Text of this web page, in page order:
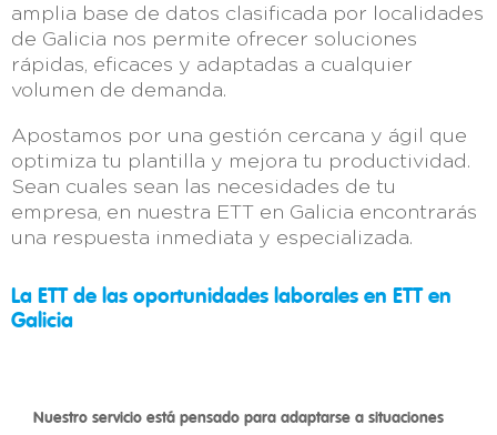
amplia base de datos clasificada por localidades
de Galicia nos permite ofrecer soluciones
rápidas, eficaces y adaptadas a cualquier
volumen de demanda.
Apostamos por una gestión cercana y ágil que
optimiza tu plantilla y mejora tu productividad.
Sean cuales sean las necesidades de tu
empresa, en nuestra ETT en Galicia encontrarás
una respuesta inmediata y especializada.
La ETT de las oportunidades laborales en ETT en
Galicia
Nuestro servicio está pensado para adaptarse a situaciones